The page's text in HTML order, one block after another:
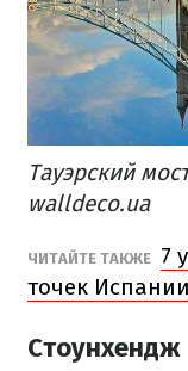
Тауэрский
walldeco.ua
ЧИТАЙТЕ ТАКЖЕ 7
точек
Стоунхендж